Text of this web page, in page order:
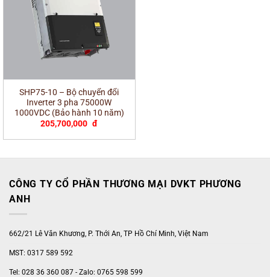
SHP75-10 – Bộ chuyển đổi
Inverter 3 pha 75000W
1000VDC (Bảo hành 10 năm)
205,700,000 đ
CÔNG TY CỔ PHẦN THƯƠNG MẠI DVKT PHƯƠNG
ANH
662/21 Lê Văn Khương, P. Thới An, TP Hồ Chí Minh, Việt Nam
MST: 0317 589 592
Tel: 028 36 360 087 - Zalo: 0765 598 599